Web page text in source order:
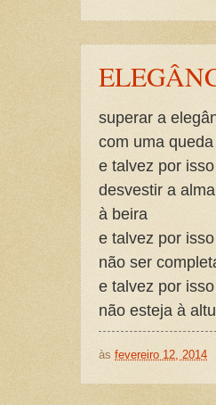
superar a
com uma
e talvez por isso
desvestir a
à beira
e talvez por isso
não ser
e talvez por isso
não esteja à
às fevereiro 12, 2014